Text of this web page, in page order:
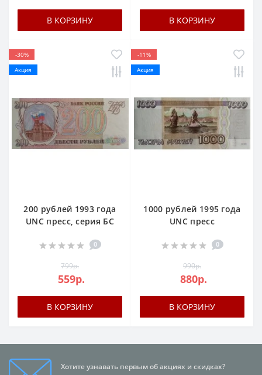
В КОРЗИНУ В КОРЗИНУ
-30%
Акция
200 рублей 1993 года
UNC пресс, серия БС
0
799р.
559р.
В КОРЗИНУ
-11%
Акция
1000 рублей 1995 года
UNC пресс
0
990р.
880р.
В КОРЗИНУ
Хотите узнавать первым об акциях и скидках?